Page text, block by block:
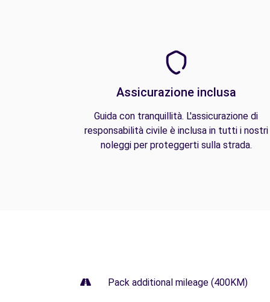
Assicurazione inclusa
Guida con tranquillità. L'assicurazione di
responsabilità civile è inclusa in tutti i nostri
noleggi per proteggerti sulla strada.
Pack additional mileage (400KM)